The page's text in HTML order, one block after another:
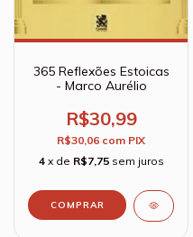
365 Reflexões Estoicas
- Marco Aurélio
R$30,99
R$30,06 com PIX
4 x de R$7,75 sem juros